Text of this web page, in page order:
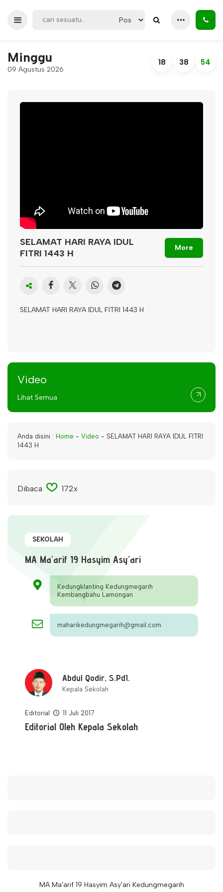
Minggu
09 Agustus 2026
18 38 55
SELAMAT HARI RAYA IDUL
FITRI 1443 H
More
SELAMAT HARI RAYA IDUL FITRI 1443 H
Video
Lihat Semua
Anda disini : Home - Video - SELAMAT HARI RAYA IDUL FITRI
1443 H
Dibaca 172x
SEKOLAH
MA Ma'arif 19 Hasyim Asy'ari
Kedungklanting Kedungmegarih
Kembangbahu Lamongan
maharikedungmegarih@gmail.com
Abdul Qodir, S.PdI.
Kepala Sekolah
Editorial 11 Juli 2017
Editorial Oleh Kepala Sekolah
MA Ma'arif 19 Hasyim Asy'ari Kedungmegarih